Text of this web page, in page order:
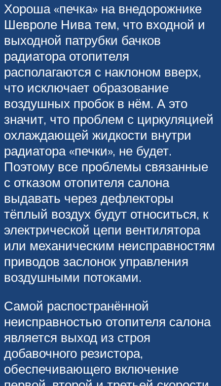
Хороша «печка» на внедорожнике
Шевроле Нива тем, что входной и
выходной патрубки бачков
радиатора отопителя
располагаются с наклоном вверх,
что исключает образование
воздушных пробок в нём. А это
значит, что проблем с циркуляцией
охлаждающей жидкости внутри
радиатора «печки», не будет.
Поэтому все проблемы связанные
с отказом отопителя салона
выдавать через дефлекторы
тёплый воздух будут относиться, к
электрической цепи вентилятора
или механическим неисправностям
приводов заслонок управления
воздушными потоками.
Самой распостранённой
неисправностью отопителя салона
является выход из строя
добавочного резистора,
обеспечивающего включение